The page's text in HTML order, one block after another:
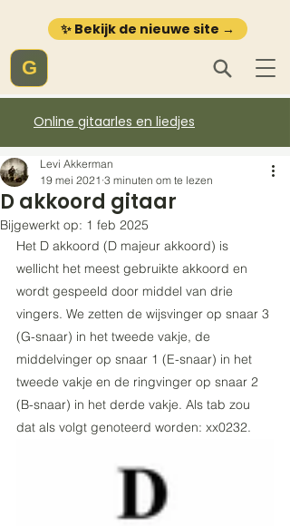
✨ Bekijk de nieuwe site →
G
Online gitaarles en liedjes
D akkoord gitaar
Levi Akkerman
19 mei 2021 3 minuten om te lezen
Bijgewerkt op: 1 feb 2025
Het D akkoord (D majeur akkoord) is
wellicht het meest gebruikte akkoord en
wordt gespeeld door middel van drie
vingers. We zetten de wijsvinger op snaar 3
(G-snaar) in het tweede vakje, de
middelvinger op snaar 1 (E-snaar) in het
tweede vakje en de ringvinger op snaar 2
(B-snaar) in het derde vakje. Als tab zou
dat als volgt genoteerd worden: xx0232.